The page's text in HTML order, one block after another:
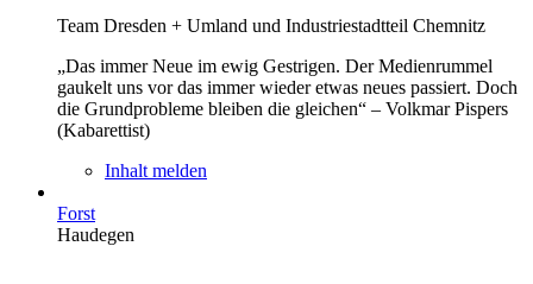
Team Dresden + Umland und Industriestadtteil Chemnitz
„Das immer Neue im ewig Gestrigen. Der Medienrummel
gaukelt uns vor das immer wieder etwas neues passiert. Doch
die Grundprobleme bleiben die gleichen“ – Volkmar Pispers
(Kabarettist)
Inhalt melden
Forst
Haudegen